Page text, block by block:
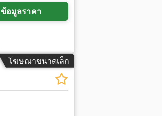
ข้อมูลราคา
โฆษณาขนาดเล็ก